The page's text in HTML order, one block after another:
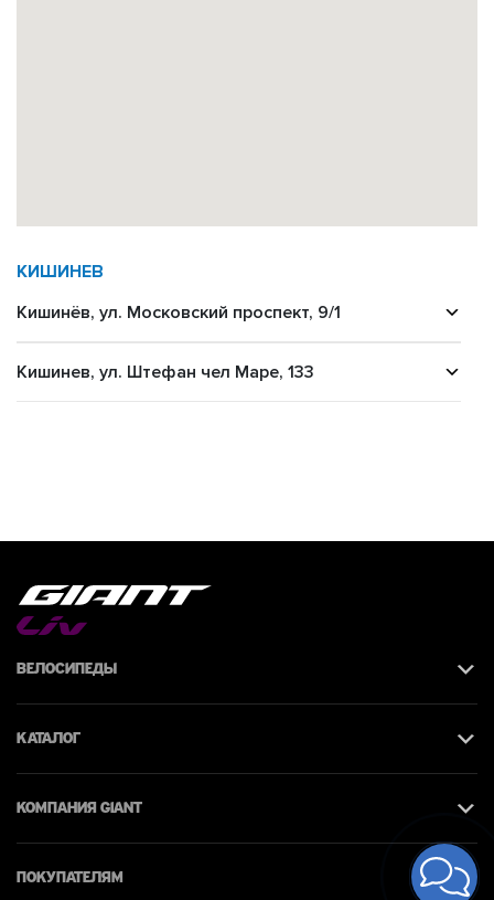
КИШИНЕВ
Кишинёв, ул. Московский проспект, 9/1
Кишинев, ул. Штефан чел Маре, 133
Велосипеды
Каталог
КОМПАНИЯ giant
Покупателям